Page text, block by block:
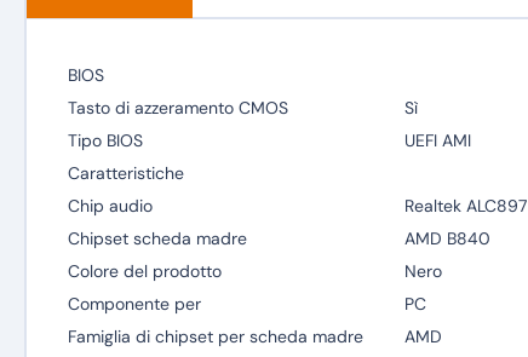
BIOS
Tasto di azzeramento CMOS
Sì
Tipo BIOS
UEFI AMI
Caratteristiche
Chip audio
Realtek ALC897
Chipset scheda madre
AMD B840
Colore del prodotto
Nero
Componente per
PC
Famiglia di chipset per scheda madre
AMD